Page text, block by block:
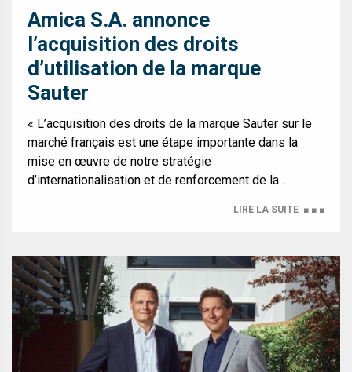
Amica S.A. annonce
l’acquisition des droits
d’utilisation de la marque
Sauter
« L’acquisition des droits de la marque Sauter sur le
marché français est une étape importante dans la
mise en œuvre de notre stratégie
d’internationalisation et de renforcement de la ...
LIRE LA SUITE ■ ■ ■